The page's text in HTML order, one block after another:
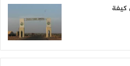
كيفة